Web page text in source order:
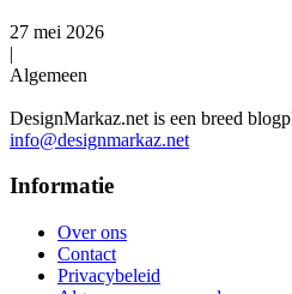
27 mei 2026
|
Algemeen
DesignMarkaz.net is een breed
info@designmarkaz.net
Informatie
Over ons
Contact
Privacybeleid